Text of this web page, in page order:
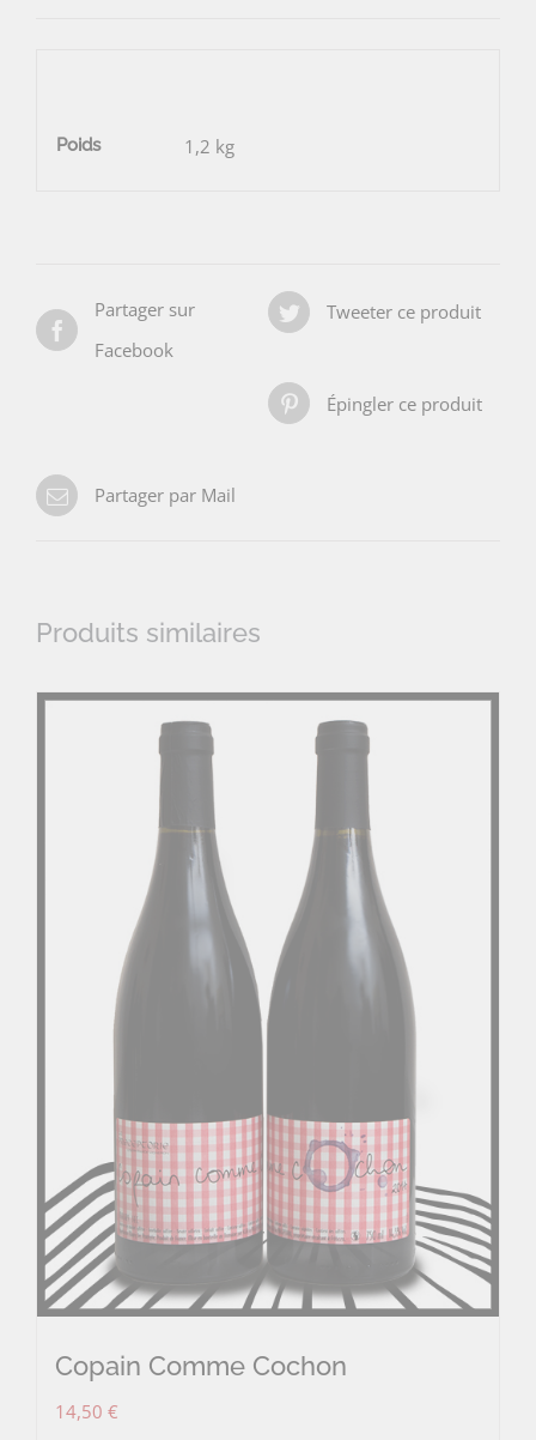
Poids 1,2 kg
Partager sur
Facebook
Tweeter ce produit
Épingler ce produit
Partager par Mail
Produits similaires
Copain Comme Cochon
14,50 €